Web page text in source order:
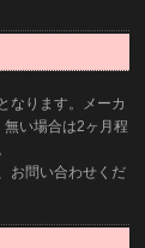
なります。メーカ
い場合は2ヶ月程
お問い合わせくだ